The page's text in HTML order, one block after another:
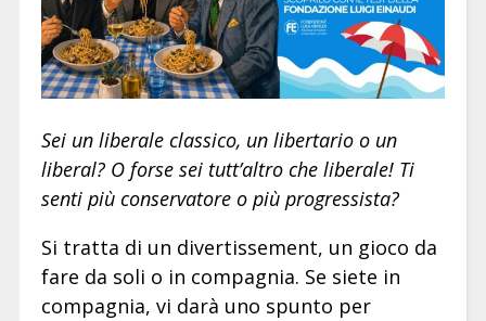
Sei un liberale classico, un libertario o un
liberal? O forse sei tutt’altro che liberale! Ti
senti più conservatore o più progressista?
Si tratta di un divertissement, un gioco da
fare da soli o in compagnia. Se siete in
compagnia, vi darà uno spunto per